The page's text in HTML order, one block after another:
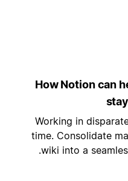
How Notion
Working in
time.
wiki into a